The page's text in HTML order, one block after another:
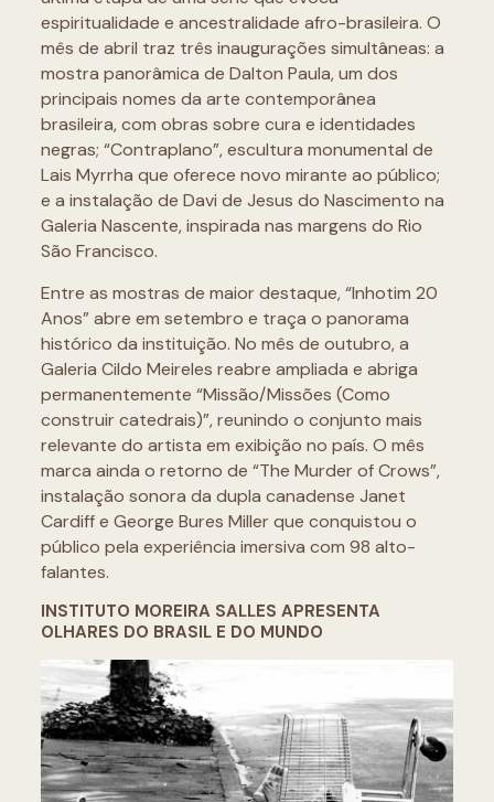
espiritualidade e ancestralidade afro-brasileira. O
mês de abril traz três inaugurações simultâneas: a
mostra panorâmica de Dalton Paula, um dos
principais nomes da arte contemporânea
brasileira, com obras sobre cura e identidades
negras; “Contraplano”, escultura monumental de
Lais Myrrha que oferece novo mirante ao público;
e a instalação de Davi de Jesus do Nascimento na
Galeria Nascente, inspirada nas margens do Rio
São Francisco.
Entre as mostras de maior destaque, “Inhotim 20
Anos” abre em setembro e traça o panorama
histórico da instituição. No mês de outubro, a
Galeria Cildo Meireles reabre ampliada e abriga
permanentemente “Missão/Missões (Como
construir catedrais)”, reunindo o conjunto mais
relevante do artista em exibição no país. O mês
marca ainda o retorno de “The Murder of Crows”,
instalação sonora da dupla canadense Janet
Cardiff e George Bures Miller que conquistou o
público pela experiência imersiva com 98 alto-
falantes.
INSTITUTO MOREIRA SALLES APRESENTA
OLHARES DO BRASIL E DO MUNDO